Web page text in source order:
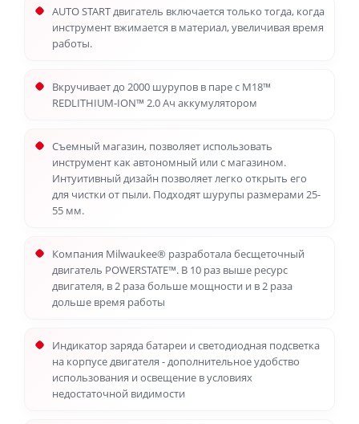
AUTO START двигатель включается только тогда, когда
инструмент вжимается в материал, увеличивая время
работы.
Вкручивает до 2000 шурупов в паре с М18™
REDLITHIUM-ION™ 2.0 Ач аккумулятором
Съемный магазин, позволяет использовать
инструмент как автономный или с магазином.
Интуитивный дизайн позволяет легко открыть его
для чистки от пыли. Подходят шурупы размерами 25-
55 мм.
Компания Milwaukee® разработала бесщеточный
двигатель POWERSTATE™. В 10 раз выше ресурс
двигателя, в 2 раза больше мощности и в 2 раза
дольше время работы
Индикатор заряда батареи и светодиодная подсветка
на корпусе двигателя - дополнительное удобство
использования и освещение в условиях
недостаточной видимости